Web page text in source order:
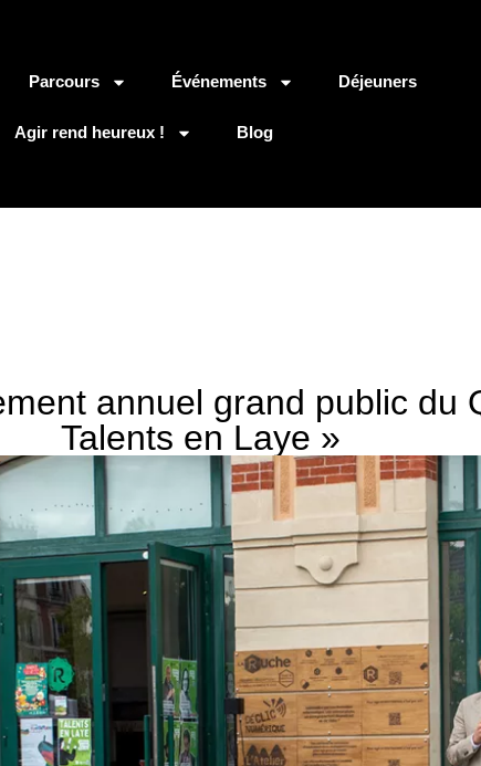
Parcours Événements Déjeuners
Agir rend heureux !
Blog
annuel grand public du
Talents en Laye »